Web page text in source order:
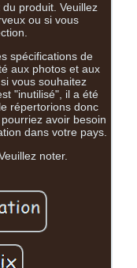
produit. Veuillez
ou si vous
spécifications de
aux photos et aux
vous souhaitez
"inutilisé", il a été
répertorions donc
avoir besoin
dans votre pays.
noter.